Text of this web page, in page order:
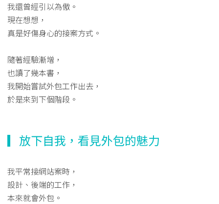
我還曾經引以為傲。
現在想想，
真是好傷身心的接案方式。
隨著經驗漸增，
也讀了幾本書，
我開始嘗試外包工作出去，
於是來到下個階段。
▎放下自我，看見外包的魅力
我平常接網站案時，
設計、後端的工作，
本來就會外包。